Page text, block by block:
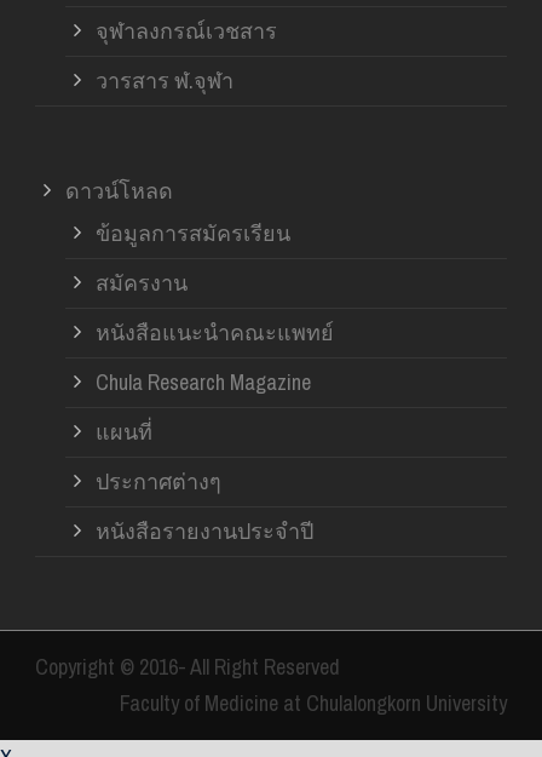
จุฬาลงกรณ์เวชสาร
วารสาร ฬ.จุฬา
ดาวน์โหลด
ข้อมูลการสมัครเรียน
สมัครงาน
หนังสือแนะนำคณะแพทย์
Chula Research Magazine
แผนที่
ประกาศต่างๆ
หนังสือรายงานประจำปี
Copyright © 2016- All Right Reserved
Faculty of Medicine at Chulalongkorn University